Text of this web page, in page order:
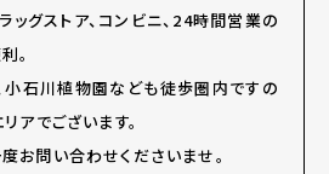
ッグストア、コンビニ、24時間営業の
。
小石川植物園なども徒歩圏内ですの
アでございます。
お問い合わせくださいませ。